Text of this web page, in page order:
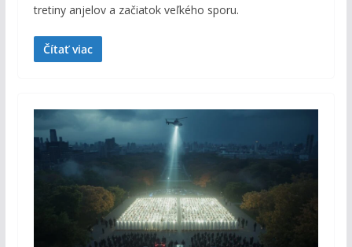
tretiny anjelov a začiatok veľkého sporu.
Čítať viac